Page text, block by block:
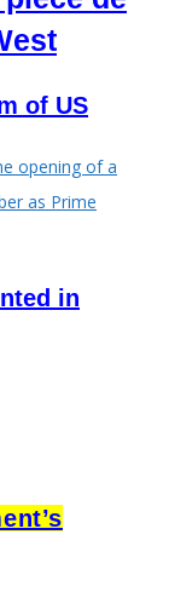
of US
in